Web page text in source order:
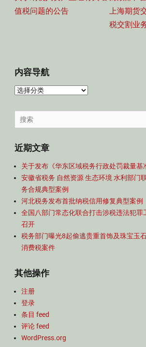
航
post:
值税问题的公告
post:
上海期货
税交割业
内容导航
内
导
航
Search
for:
近期文章
关于发布《华东区域税务行政处罚裁量基
安徽省税务 自然资源 生态环境 水利部门
务合规典型案例
河北税务发布首批纳税信用修复典型案例
全国八部门常态化联合打击涉税违法犯罪
召开
税务部门曝光8起偷逃贵重首饰及珠宝玉
消费税案件
其他操作
注册
登录
条目 feed
评论 feed
WordPress.org